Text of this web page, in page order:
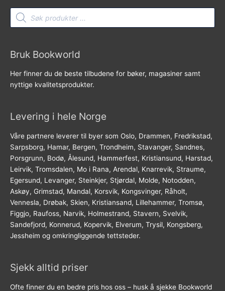
Products
search
Bruk Bookworld
Her finner du de beste tilbudene for bøker, magasiner samt
nyttige kvalitetsprodukter.
Levering i hele Norge
Våre partnere leverer til byer som Oslo, Drammen, Fredrikstad,
Sarpsborg, Hamar, Bergen, Trondheim, Stavanger, Sandnes,
Porsgrunn, Bodø, Ålesund, Hammerfest, Kristiansund, Harstad,
Leirvik, Tromsdalen, Mo i Rana, Arendal, Knarrevik, Straume,
Egersund, Levanger, Steinkjer, Stjørdal, Molde, Notodden,
Askøy, Grimstad, Mandal, Korsvik, Kongsvinger, Råholt,
Vennesla, Drøbak, Skien, Kristiansand, Lillehammer, Tromsø,
Figgjo, Raufoss, Narvik, Holmestrand, Stavern, Svelvik,
Sandefjord, Konnerud, Kopervik, Elverum, Trysil, Kongsberg,
Jessheim og omkringliggende tettsteder.
Sjekk alltid priser
Ofte finner du en bedre pris hos oss – husk å sjekke Bookworld